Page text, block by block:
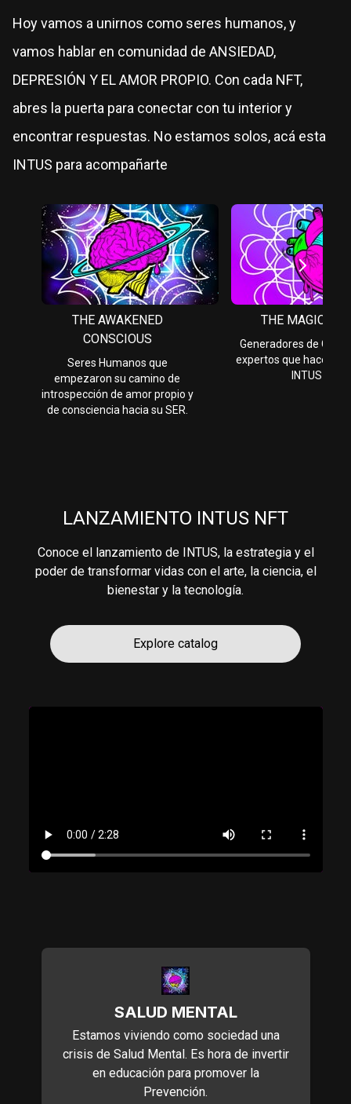
Hoy vamos a unirnos como seres humanos, y
vamos hablar en comunidad de ANSIEDAD,
DEPRESIÓN Y EL AMOR PROPIO. Con cada NFT,
abres la puerta para conectar con tu interior y
encontrar respuestas. No estamos solos, acá esta
INTUS para acompañarte
THE AWAKENED
CONSCIOUS
Seres Humanos que
empezaron su camino de
introspección de amor propio y
de consciencia hacia su SER.
THE
Generadores de
expertos que hacen
INTUS
LANZAMIENTO INTUS NFT
Conoce el lanzamiento de INTUS, la estrategia y el
poder de transformar vidas con el arte, la ciencia, el
bienestar y la tecnología.
Explore catalog
SALUD MENTAL
Estamos viviendo como sociedad una
crisis de Salud Mental. Es hora de invertir
en educación para promover la
Prevención.